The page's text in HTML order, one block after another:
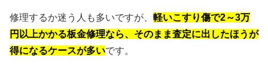
修理するか迷う人も多いですが、 軽いこすり傷で2～3万
円以上かかる板金修理なら、そのまま査定に出したほうが
得になるケースが多いです。